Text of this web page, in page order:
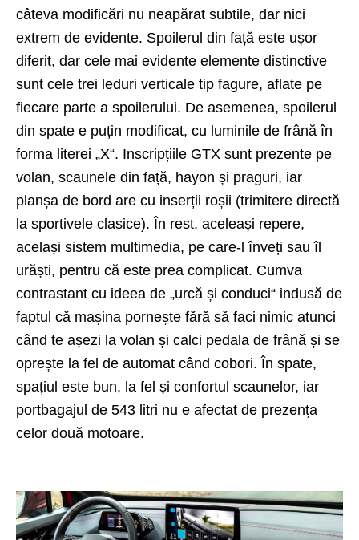
câteva modificări nu neapărat subtile, dar nici
extrem de evidente. Spoilerul din față este ușor
diferit, dar cele mai evidente elemente distinctive
sunt cele trei leduri verticale tip fagure, aflate pe
fiecare parte a spoilerului. De asemenea, spoilerul
din spate e puțin modificat, cu luminile de frână în
forma literei „X“. Inscripțiile GTX sunt prezente pe
volan, scaunele din față, hayon și praguri, iar
planșa de bord are cu inserții roșii (trimitere directă
la sportivele clasice). În rest, aceleași repere,
același sistem multimedia, pe care-l înveți sau îl
urăști, pentru că este prea complicat. Cumva
contrastant cu ideea de „urcă și conduci“ indusă de
faptul că mașina pornește fără să faci nimic atunci
când te așezi la volan și calci pedala de frână și se
oprește la fel de automat când cobori. În spate,
spațiul este bun, la fel și confortul scaunelor, iar
portbagajul de 543 litri nu e afectat de prezența
celor două motoare.